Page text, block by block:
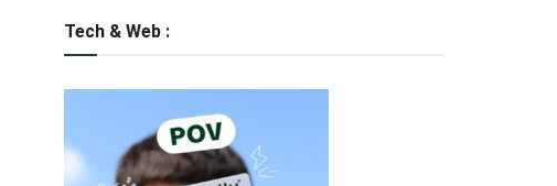
Tech & Web :